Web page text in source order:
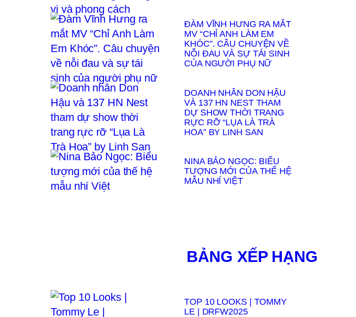
ĐÀM VĨNH HƯNG RA MẮT
MV “CHỈ ANH LÀM EM
KHÓC”. CÂU CHUYỆN VỀ
NỖI ĐAU VÀ SỰ TÁI SINH
CỦA NGƯỜI PHỤ NỮ
DOANH NHÂN DON HẬU
VÀ 137 HN NEST THAM
DỰ SHOW THỜI TRANG
RỰC RỠ “LỤA LÀ TRÀ
HOA” BY LINH SAN
NINA BẢO NGỌC: BIỂU
TƯỢNG MỚI CỦA THẾ HỆ
MẪU NHÍ VIỆT
BẢNG XẾP HẠNG
TOP 10 LOOKS | TOMMY
LE | DRFW2025